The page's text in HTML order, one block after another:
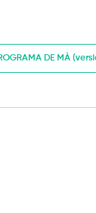
DE MÀ